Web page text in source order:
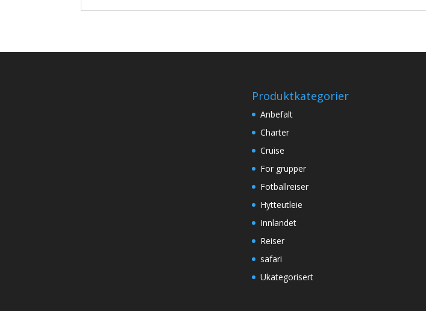
Produktkategorier
Anbefalt
Charter
Cruise
For grupper
Fotballreiser
Hytteutleie
Innlandet
Reiser
safari
Ukategorisert